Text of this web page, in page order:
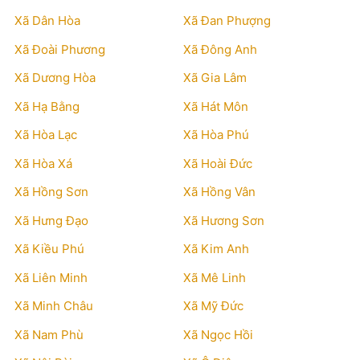
Xã Dân Hòa
Xã Đan Phượng
Xã Đoài Phương
Xã Đông Anh
Xã Dương Hòa
Xã Gia Lâm
Xã Hạ Bằng
Xã Hát Môn
Xã Hòa Lạc
Xã Hòa Phú
Xã Hòa Xá
Xã Hoài Đức
Xã Hồng Sơn
Xã Hồng Vân
Xã Hưng Đạo
Xã Hương Sơn
Xã Kiều Phú
Xã Kim Anh
Xã Liên Minh
Xã Mê Linh
Xã Minh Châu
Xã Mỹ Đức
Xã Nam Phù
Xã Ngọc Hồi